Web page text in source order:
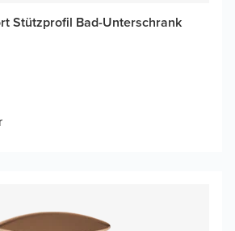
Stützprofil Bad-Unterschrank